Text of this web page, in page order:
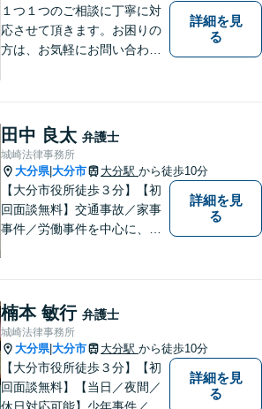
１つ１つのご相談に丁寧に対
応させて頂きます。お困りの
方は、お気軽にお問い合わせ
詳細を見
る
田中 良太 弁護士
城崎法律事務所
大分県|大分市 大分駅 から徒歩10分
【大分市役所徒歩３分】【初
回面談無料】交通事故／家事
事件／労働事件を中心に、幅
明」を大切にしています。社
会正義の実現のために最善を
尽くします。お気軽にご相談
ください。
詳細を見
る
楠本 敏行 弁護士
城崎法律事務所
大分県|大分市 大分駅 から徒歩10分
【大分市役所徒歩３分】【初
回面談無料】【当日／夜間／
休日対応可能】少年事件／家
詳細を見
る